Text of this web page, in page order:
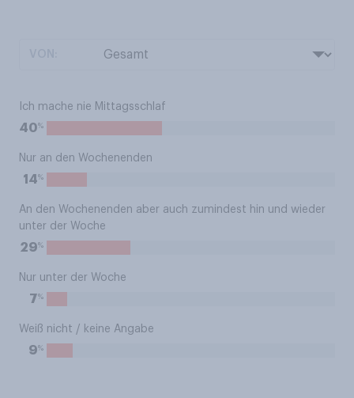
Ich mache nie Mittagsschlaf
40%
Nur an den Wochenenden
14%
An den Wochenenden aber auch zumindest hin und wieder
unter der Woche
29%
Nur unter der Woche
7%
Weiß nicht / keine Angabe
9%